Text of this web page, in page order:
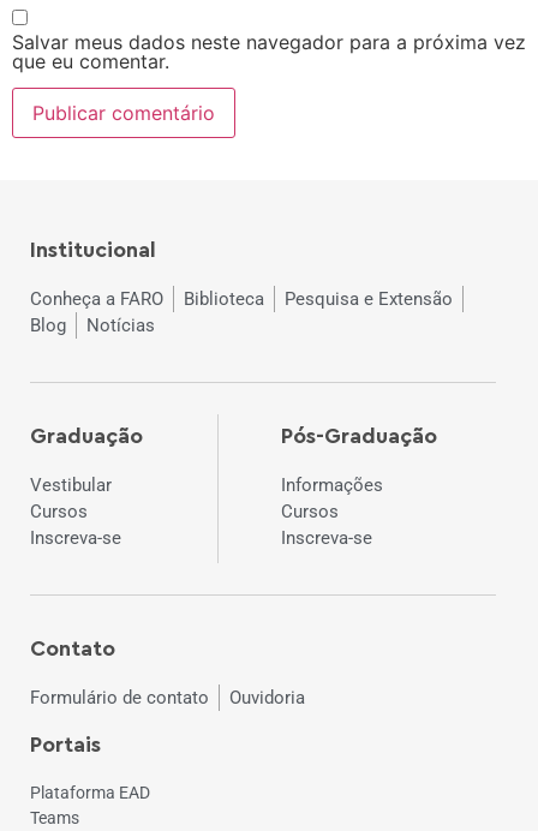
Salvar meus dados neste navegador para a próxima vez
que eu comentar.
Institucional
Conheça a FARO Biblioteca
Pesquisa e Extensão
Blog
Notícias
Graduação
Vestibular
Cursos
Inscreva-se
Pós-Graduação
Informações
Cursos
Inscreva-se
Contato
Formulário de contato Ouvidoria
Portais
Plataforma EAD
Teams